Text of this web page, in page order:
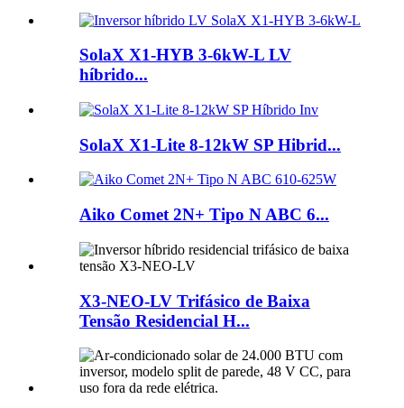
SolaX X1-HYB 3-6kW-L LV
híbrido...
SolaX X1-Lite 8-12kW SP Hibrid...
Aiko Comet 2N+ Tipo N ABC 6...
X3-NEO-LV Trifásico de Baixa
Tensão Residencial H...